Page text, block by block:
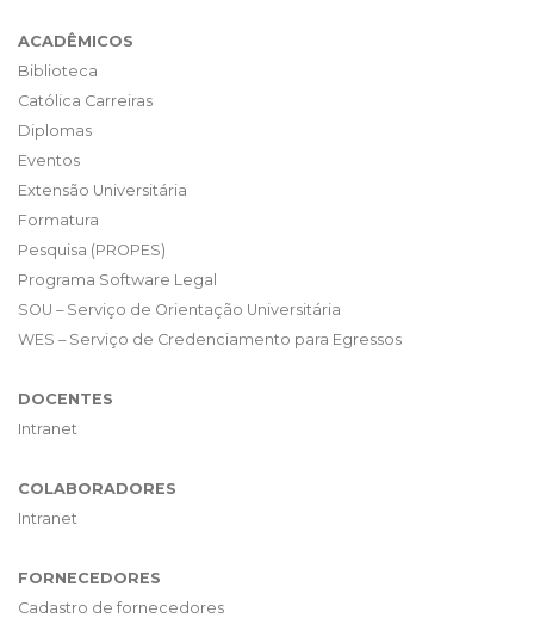
ACADÊMICOS
Biblioteca
Católica Carreiras
Diplomas
Eventos
Extensão Universitária
Formatura
Pesquisa (PROPES)
Programa Software Legal
SOU – Serviço de Orientação Universitária
WES – Serviço de Credenciamento para Egressos
DOCENTES
Intranet
COLABORADORES
Intranet
FORNECEDORES
Cadastro de fornecedores